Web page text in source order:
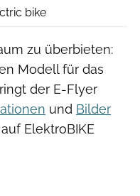
bike
zu überbieten:
Modell für das
der E-Flyer
und Bilder
auf ElektroBIKE